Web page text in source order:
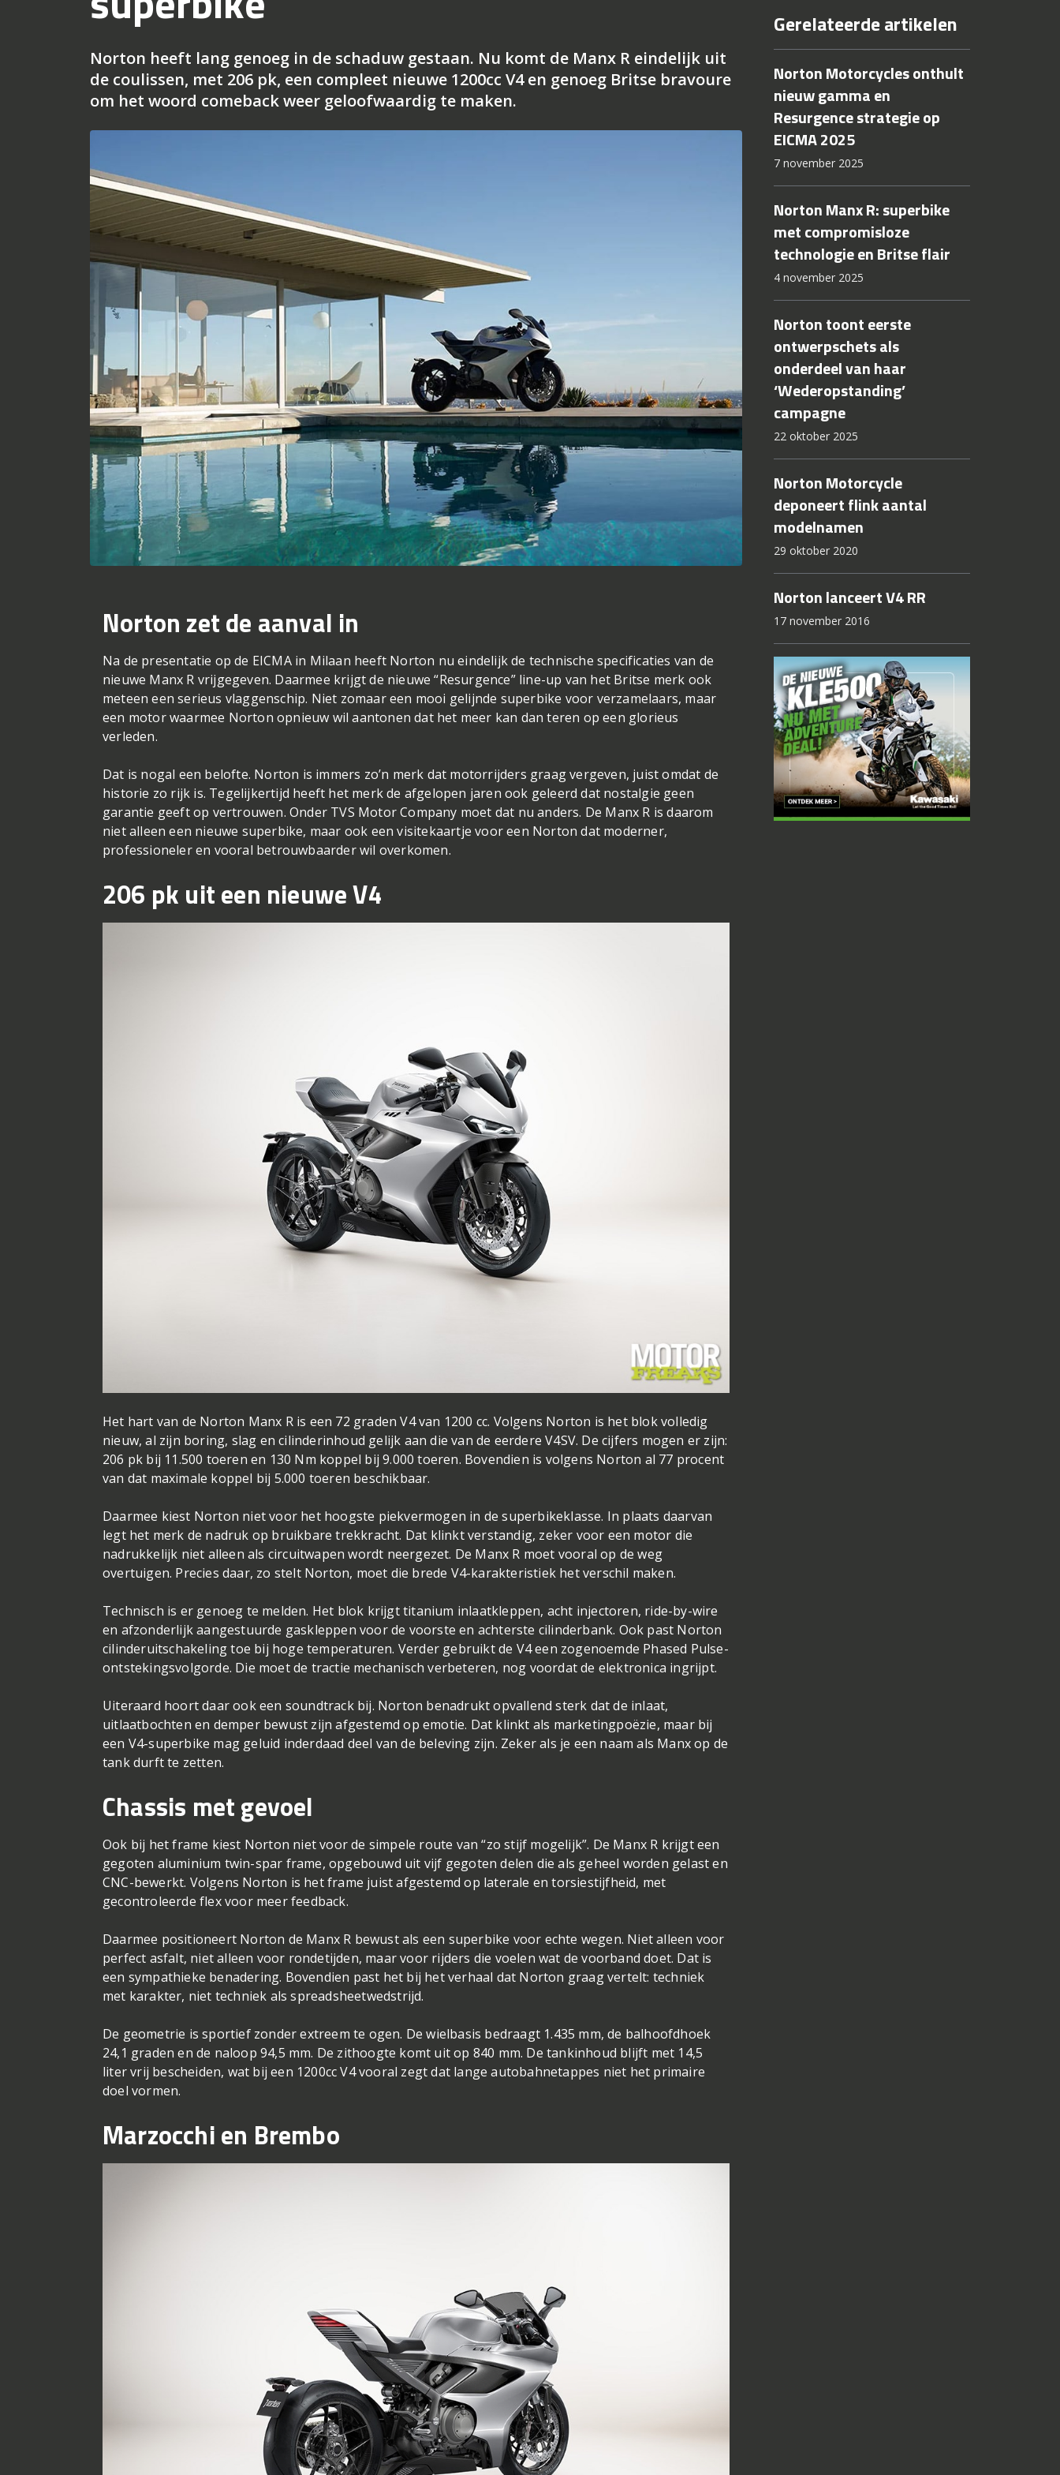
Norton heeft lang genoeg in de schaduw gestaan. Nu komt de Manx R eindelijk uit
de coulissen, met 206 pk, een compleet nieuwe 1200cc V4 en genoeg Britse bravoure
om het woord comeback weer geloofwaardig te maken.
Norton zet de aanval in
Na de presentatie op de EICMA in Milaan heeft Norton nu eindelijk de technische specificaties van de
nieuwe Manx R vrijgegeven. Daarmee krijgt de nieuwe “Resurgence” line-up van het Britse merk ook
meteen een serieus vlaggenschip. Niet zomaar een mooi gelijnde superbike voor verzamelaars, maar
een motor waarmee Norton opnieuw wil aantonen dat het meer kan dan teren op een glorieus
verleden.
Dat is nogal een belofte. Norton is immers zo’n merk dat motorrijders graag vergeven, juist omdat de
historie zo rijk is. Tegelijkertijd heeft het merk de afgelopen jaren ook geleerd dat nostalgie geen
garantie geeft op vertrouwen. Onder TVS Motor Company moet dat nu anders. De Manx R is daarom
niet alleen een nieuwe superbike, maar ook een visitekaartje voor een Norton dat moderner,
professioneler en vooral betrouwbaarder wil overkomen.
206 pk uit een nieuwe V4
Het hart van de Norton Manx R is een 72 graden V4 van 1200 cc. Volgens Norton is het blok volledig
nieuw, al zijn boring, slag en cilinderinhoud gelijk aan die van de eerdere V4SV. De cijfers mogen er zijn:
206 pk bij 11.500 toeren en 130 Nm koppel bij 9.000 toeren. Bovendien is volgens Norton al 77 procent
van dat maximale koppel bij 5.000 toeren beschikbaar.
Daarmee kiest Norton niet voor het hoogste piekvermogen in de superbikeklasse. In plaats daarvan
legt het merk de nadruk op bruikbare trekkracht. Dat klinkt verstandig, zeker voor een motor die
nadrukkelijk niet alleen als circuitwapen wordt neergezet. De Manx R moet vooral op de weg
overtuigen. Precies daar, zo stelt Norton, moet die brede V4-karakteristiek het verschil maken.
Technisch is er genoeg te melden. Het blok krijgt titanium inlaatkleppen, acht injectoren, ride-by-wire
en afzonderlijk aangestuurde gaskleppen voor de voorste en achterste cilinderbank. Ook past Norton
cilinderuitschakeling toe bij hoge temperaturen. Verder gebruikt de V4 een zogenoemde Phased Pulse-
ontstekingsvolgorde. Die moet de tractie mechanisch verbeteren, nog voordat de elektronica ingrijpt.
Uiteraard hoort daar ook een soundtrack bij. Norton benadrukt opvallend sterk dat de inlaat,
uitlaatbochten en demper bewust zijn afgestemd op emotie. Dat klinkt als marketingpoëzie, maar bij
een V4-superbike mag geluid inderdaad deel van de beleving zijn. Zeker als je een naam als Manx op de
tank durft te zetten.
Chassis met gevoel
Ook bij het frame kiest Norton niet voor de simpele route van “zo stijf mogelijk”. De Manx R krijgt een
gegoten aluminium twin-spar frame, opgebouwd uit vijf gegoten delen die als geheel worden gelast en
CNC-bewerkt. Volgens Norton is het frame juist afgestemd op laterale en torsiestijfheid, met
gecontroleerde flex voor meer feedback.
Daarmee positioneert Norton de Manx R bewust als een superbike voor echte wegen. Niet alleen voor
perfect asfalt, niet alleen voor rondetijden, maar voor rijders die voelen wat de voorband doet. Dat is
een sympathieke benadering. Bovendien past het bij het verhaal dat Norton graag vertelt: techniek
met karakter, niet techniek als spreadsheetwedstrijd.
De geometrie is sportief zonder extreem te ogen. De wielbasis bedraagt 1.435 mm, de balhoofdhoek
24,1 graden en de naloop 94,5 mm. De zithoogte komt uit op 840 mm. De tankinhoud blijft met 14,5
liter vrij bescheiden, wat bij een 1200cc V4 vooral zegt dat lange autobahnetappes niet het primaire
doel vormen.
Marzocchi en Brembo
Gerelateerde artikelen
Norton Motorcycles onthult
nieuw gamma en
Resurgence strategie op
EICMA 2025
7 november 2025
Norton Manx R: superbike
met compromisloze
technologie en Britse flair
4 november 2025
Norton toont eerste
ontwerpschets als
onderdeel van haar
‘Wederopstanding’
campagne
22 oktober 2025
Norton Motorcycle
deponeert flink aantal
modelnamen
29 oktober 2020
Norton lanceert V4 RR
17 november 2016